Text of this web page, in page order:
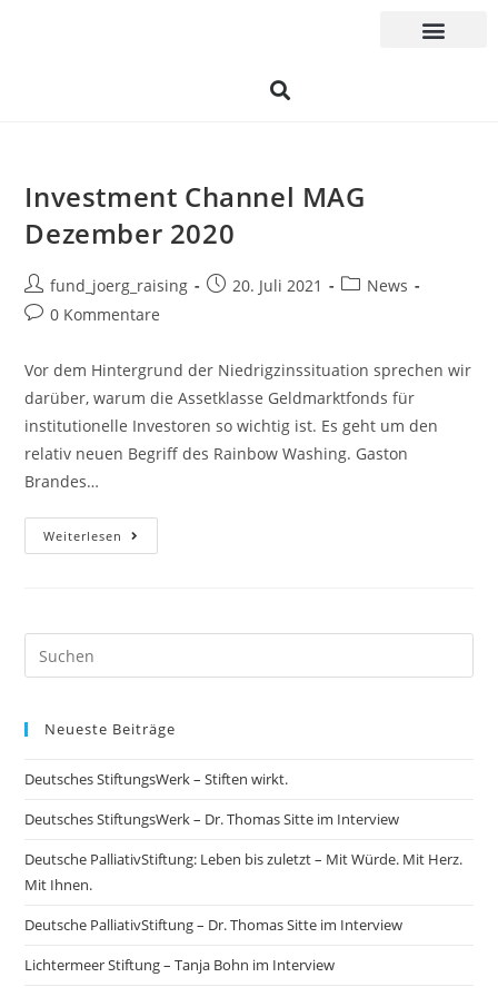
Investment Channel MAG
Dezember 2020
fund_joerg_raising 20. Juli 2021
News
0 Kommentare
Vor dem Hintergrund der Niedrigzinssituation sprechen wir
darüber, warum die Assetklasse Geldmarktfonds für
institutionelle Investoren so wichtig ist. Es geht um den
relativ neuen Begriff des Rainbow Washing. Gaston
Brandes…
Weiterlesen
Neueste Beiträge
Deutsches StiftungsWerk – Stiften wirkt.
Deutsches StiftungsWerk – Dr. Thomas Sitte im Interview
Deutsche PalliativStiftung: Leben bis zuletzt – Mit Würde. Mit Herz.
Mit Ihnen.
Deutsche PalliativStiftung – Dr. Thomas Sitte im Interview
Lichtermeer Stiftung – Tanja Bohn im Interview